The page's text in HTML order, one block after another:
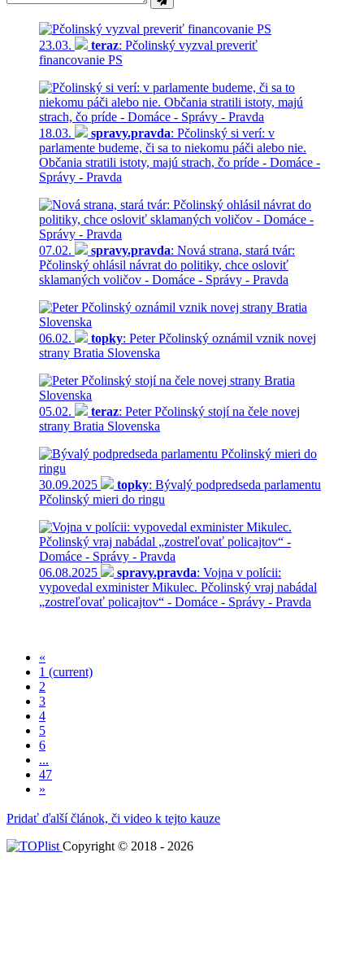
23.03. teraz: Pčolinský vyzval preveriť
financovanie PS
18.03. spravy.pravda: Pčolinský si verí: v
parlamente budeme, či sa to niekomu páči alebo nie.
Občania stratili istoty, majú strach, čo príde - Domáce -
Správy - Pravda
07.02. spravy.pravda: Nová strana, stará tvár:
Pčolinský ohlásil návrat do politiky, chce osloviť
sklamaných voličov - Domáce - Správy - Pravda
06.02. topky: Peter Pčolinský oznámil vznik novej
strany Bratia Slovenska
05.02. teraz: Peter Pčolinský stojí na čele novej
strany Bratia Slovenska
30.09.2025 topky: Bývalý podpredseda parlamentu
Pčolinský mieri do ringu
06.08.2025 spravy.pravda: Vojna v polícii:
vypovedal exminister Mikulec. Pčolinský vraj nabádal
„zostreľovať policajtov“ - Domáce - Správy - Pravda
«
1 (current)
2
3
4
5
6
...
47
»
Pridať ďalší článok, či video k tejto kauze
Copyright © 2018 - 2026